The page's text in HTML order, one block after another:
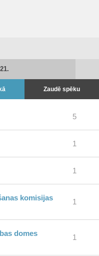
Zaudē spēku
5
1
1
komisijas
1
domes
1